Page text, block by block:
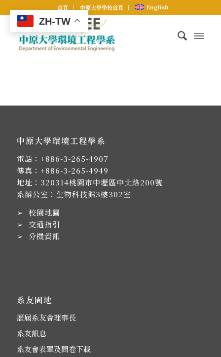
首頁 中原大學學校首頁 English
中原大學環境工程學系
電話： +886-3-265-4907
傳真：+886-3-265-4949
地址： 320314桃園市中壢區中北路200號
系辦公室：生物科技館3樓302室
➢ 校園地圖
➢ 交通指引
➢ 分機資訊
系友園地
歷屆系友會理事長
系友訊息
系友會表單及問卷下載
ZH-TW